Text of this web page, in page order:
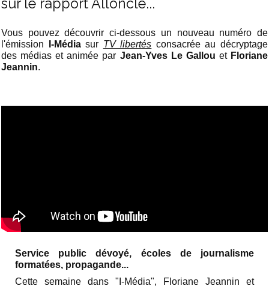
sur le rapport Alloncle...
Vous pouvez découvrir ci-dessous un nouveau numéro de
l'émission
I-Médiasur TV libertés consacrée au décryptage
des médias et animée par Jean-Yves Le Gallou et Floriane
Jeannin.
Service public dévoyé, écoles de journalisme
formatées, propagande...
Cette semaine dans "I-Média", Floriane Jeannin et